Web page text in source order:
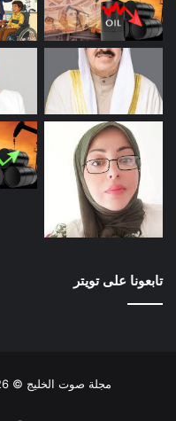
تابعونا على تويتر
مجلة صوت الخليج © 2026، جميع الحقوق محفوظة |